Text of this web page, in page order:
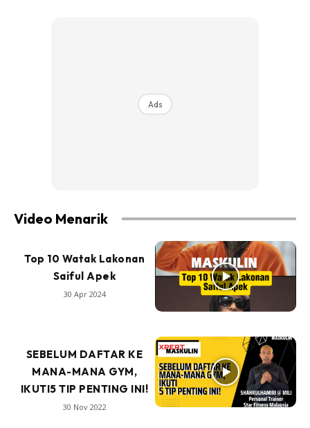
Ads
Video Menarik
Top 10 Watak Lakonan
Saiful Apek
30 Apr 2024
SEBELUM DAFTAR KE
MANA-MANA GYM,
IKUTI5 TIP PENTING INI!
30 Nov 2022